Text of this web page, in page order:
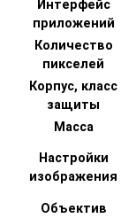
Интерфейс
приложений
Количество
пикселей
Корпус, класс
защиты
Масса
Настройки
изображения
Объектив